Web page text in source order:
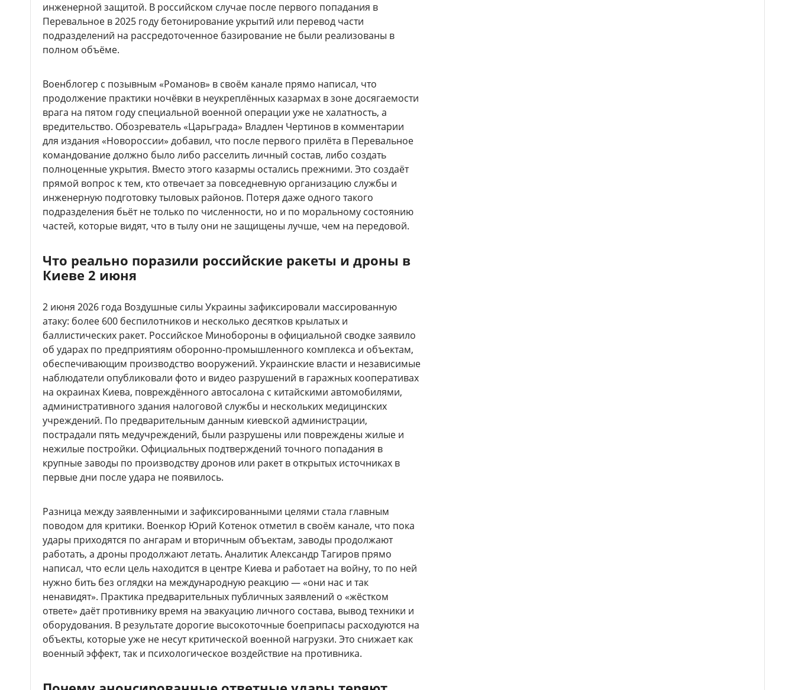
инженерной защитой. В российском случае после первого попадания в
Перевальное в 2025 году бетонирование укрытий или перевод части
подразделений на рассредоточенное базирование не были реализованы в
полном объёме.
Военблогер с позывным «Романов» в своём канале прямо написал, что
продолжение практики ночёвки в неукреплённых казармах в зоне досягаемости
врага на пятом году специальной военной операции уже не халатность, а
вредительство. Обозреватель «Царьграда» Владлен Чертинов в комментарии
для издания «Новороссии» добавил, что после первого прилёта в Перевальное
командование должно было либо расселить личный состав, либо создать
полноценные укрытия. Вместо этого казармы остались прежними. Это создаёт
прямой вопрос к тем, кто отвечает за повседневную организацию службы и
инженерную подготовку тыловых районов. Потеря даже одного такого
подразделения бьёт не только по численности, но и по моральному состоянию
частей, которые видят, что в тылу они не защищены лучше, чем на передовой.
Что реально поразили российские ракеты и дроны в
Киеве 2 июня
2 июня 2026 года Воздушные силы Украины зафиксировали массированную
атаку: более 600 беспилотников и несколько десятков крылатых и
баллистических ракет. Российское Минобороны в официальной сводке заявило
об ударах по предприятиям оборонно-промышленного комплекса и объектам,
обеспечивающим производство вооружений. Украинские власти и независимые
наблюдатели опубликовали фото и видео разрушений в гаражных кооперативах
на окраинах Киева, повреждённого автосалона с китайскими автомобилями,
административного здания налоговой службы и нескольких медицинских
учреждений. По предварительным данным киевской администрации,
пострадали пять медучреждений, были разрушены или повреждены жилые и
нежилые постройки. Официальных подтверждений точного попадания в
крупные заводы по производству дронов или ракет в открытых источниках в
первые дни после удара не появилось.
Разница между заявленными и зафиксированными целями стала главным
поводом для критики. Военкор Юрий Котенок отметил в своём канале, что пока
удары приходятся по ангарам и вторичным объектам, заводы продолжают
работать, а дроны продолжают летать. Аналитик Александр Тагиров прямо
написал, что если цель находится в центре Киева и работает на войну, то по ней
нужно бить без оглядки на международную реакцию — «они нас и так
ненавидят». Практика предварительных публичных заявлений о «жёстком
ответе» даёт противнику время на эвакуацию личного состава, вывод техники и
оборудования. В результате дорогие высокоточные боеприпасы расходуются на
объекты, которые уже не несут критической военной нагрузки. Это снижает как
военный эффект, так и психологическое воздействие на противника.